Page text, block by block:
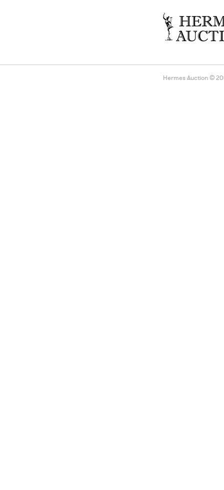
Hermes Auction ©